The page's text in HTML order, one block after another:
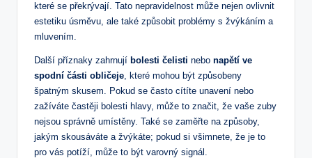
které se překrývají. Tato nepravidelnost může nejen ovlivnit
estetiku úsměvu, ale také způsobit problémy s žvýkáním a
mluvením.
Další příznaky zahrnují bolesti čelisti nebo napětí ve
spodní části obličeje, které mohou být způsobeny
špatným skusem. Pokud se často cítíte unavení nebo
zažíváte častěji bolesti hlavy, může to značit, že vaše zuby
nejsou správně umístěny. Také se zaměřte na způsoby,
jakým skousáváte a žvýkáte; pokud si všimnete, že je to
pro vás potíží, může to být varovný signál.